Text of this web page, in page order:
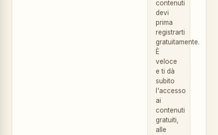
contenuti
devi
prima
registrarti
gratuitamente.
È
veloce
e ti dà
subito
l'accesso
ai
contenuti
gratuiti,
alle